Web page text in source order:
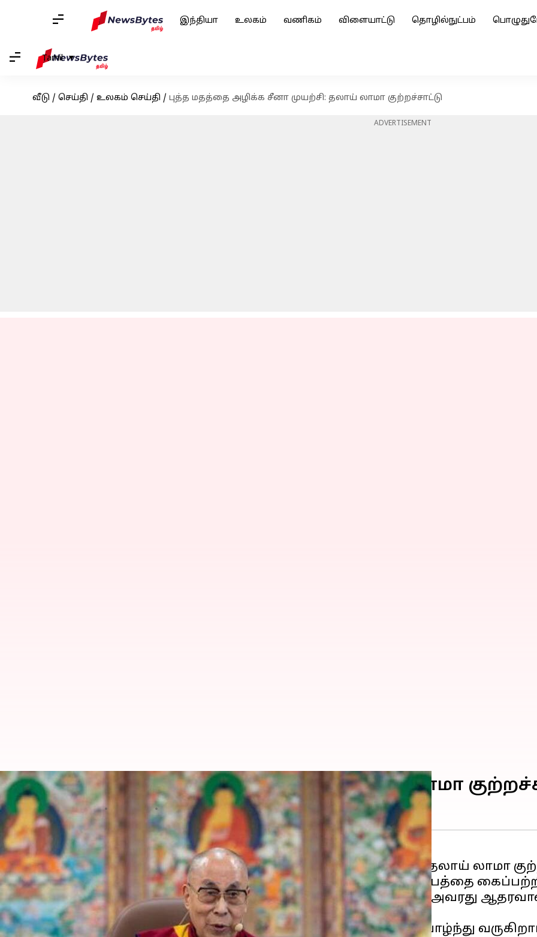
இந்தியா உலகம் வணிகம் விளையாட்டு தொழில்நுட்பம்
Tamil
வீடு / செய்தி / உலகம் செய்தி / புத்த மதத்தை அழிக்க சீனா முயற்சி: தலாய் லாமா குற்றச்சாட்டு
ADVERTISEMENT
புத்த மதத்தை அழிக்க சீனா முயற்சி: தலாய் லாமா
எழுதியவர் Sindhuja SM 01:28 pm
செய்தி முன்னோட்டம்
புத்த மதத்தை அழிக்க சீன அரசு முயற்சிப்பதாக புத்த மத தலைவர் தலாய் லாமா
தலாய் லாமா திபெத்தை சேர்ந்தவர். 1949ஆம் ஆண்டு சீன நாடு திபெத்தை
இதனால், 1959ஆம் ஆண்டு திபெத் புத்த மத தலைவர் தலாய் லாமா அவரது
புகுந்தார்.
அன்றிலிருந்து இன்று வரை இமாச்சல் தர்மசாலாவில் தான் இவர் வாழ்ந்து